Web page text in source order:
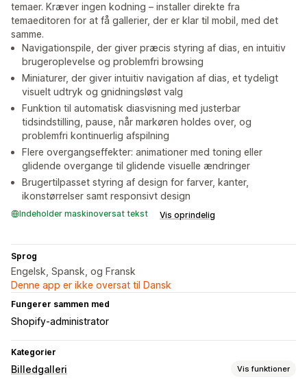
temaer. Kræver ingen kodning – installer direkte fra
temaeditoren for at få gallerier, der er klar til mobil, med det
samme.
Navigationspile, der giver præcis styring af dias, en intuitiv
brugeroplevelse og problemfri browsing
Miniaturer, der giver intuitiv navigation af dias, et tydeligt
visuelt udtryk og gnidningsløst valg
Funktion til automatisk diasvisning med justerbar
tidsindstilling, pause, når markøren holdes over, og
problemfri kontinuerlig afspilning
Flere overgangseffekter: animationer med toning eller
glidende overgange til glidende visuelle ændringer
Brugertilpasset styring af design for farver, kanter,
ikonstørrelser samt responsivt design
Indeholder maskinoversat tekst Vis oprindelig
Sprog
Engelsk, Spansk, og Fransk
Denne app er ikke oversat til Dansk
Fungerer sammen med
Shopify-administrator
Kategorier
Billedgalleri Vis funktioner